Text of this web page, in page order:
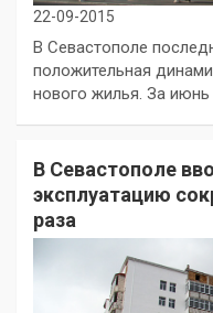
22-09-2015
В Севастополе
положительная
нового жилья. За июнь
В Севастополе
эксплуатацию
раза